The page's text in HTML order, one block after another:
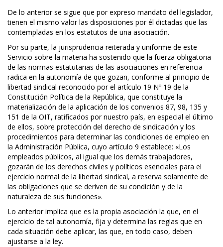
De lo anterior se sigue que por expreso mandato del legislador,
tienen el mismo valor las disposiciones por él dictadas que las
contempladas en los estatutos de una asociación.
Por su parte, la jurisprudencia reiterada y uniforme de este
Servicio sobre la materia ha sostenido que la fuerza obligatoria
de las normas estatutarias de las asociaciones en referencia
radica en la autonomía de que gozan, conforme al principio de
libertad sindical reconocido por el artículo 19 Nº 19 de la
Constitución Política de la República, que constituye la
materialización de la aplicación de los convenios 87, 98, 135 y
151 de la OIT, ratificados por nuestro país, en especial el último
de ellos, sobre protección del derecho de sindicación y los
procedimientos para determinar las condiciones de empleo en
la Administración Pública, cuyo artículo 9 establece: «Los
empleados públicos, al igual que los demás trabajadores,
gozarán de los derechos civiles y políticos esenciales para el
ejercicio normal de la libertad sindical, a reserva solamente de
las obligaciones que se deriven de su condición y de la
naturaleza de sus funciones».
Lo anterior implica que es la propia asociación la que, en el
ejercicio de tal autonomía, fija y determina las reglas que en
cada situación debe aplicar, las que, en todo caso, deben
ajustarse a la ley.